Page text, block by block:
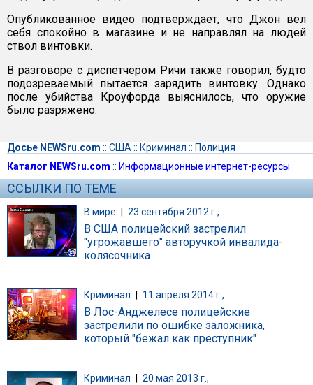
Опубликованное видео подтверждает, что Джон вел
себя спокойно в магазине и не направлял на людей
ствол винтовки.
В разговоре с диспетчером Ричи также говорил, будто
подозреваемый пытается зарядить винтовку. Однако
после убийства Кроуфорда выяснилось, что оружие
было разряжено.
Досье NEWSru.com :: США :: Криминал :: Полиция
Каталог NEWSru.com :: Информационные интернет-ресурсы
ССЫЛКИ ПО ТЕМЕ
В мире | 23 сентября 2012 г.,
В США полицейский застрелил
"угрожавшего" авторучкой инвалида-
колясочника
Криминал 11 апреля 2014 г.,
В Лос-Анджелесе полицейские
застрелили по ошибке заложника,
который "бежал как преступник"
Криминал 20 мая 2013 г.,